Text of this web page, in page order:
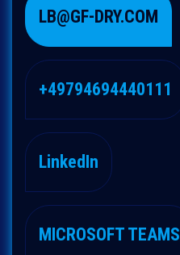
LB@GF-DRY.COM
+49794694440111
LinkedIn
MICROSOFT TEAMS